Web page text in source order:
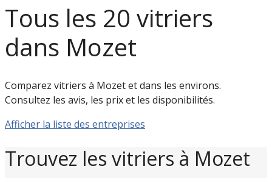
Tous les 20 vitriers
dans Mozet
Comparez vitriers à Mozet et dans les environs.
Consultez les avis, les prix et les disponibilités.
Afficher la liste des entreprises
Trouvez les vitriers à Mozet